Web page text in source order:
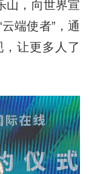
山，向世界宣
端使者”，通
让更多人了